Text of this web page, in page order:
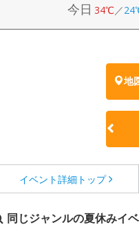
今日 34℃／
地
イベント詳細 トップ
同じジャンルの夏休みイ